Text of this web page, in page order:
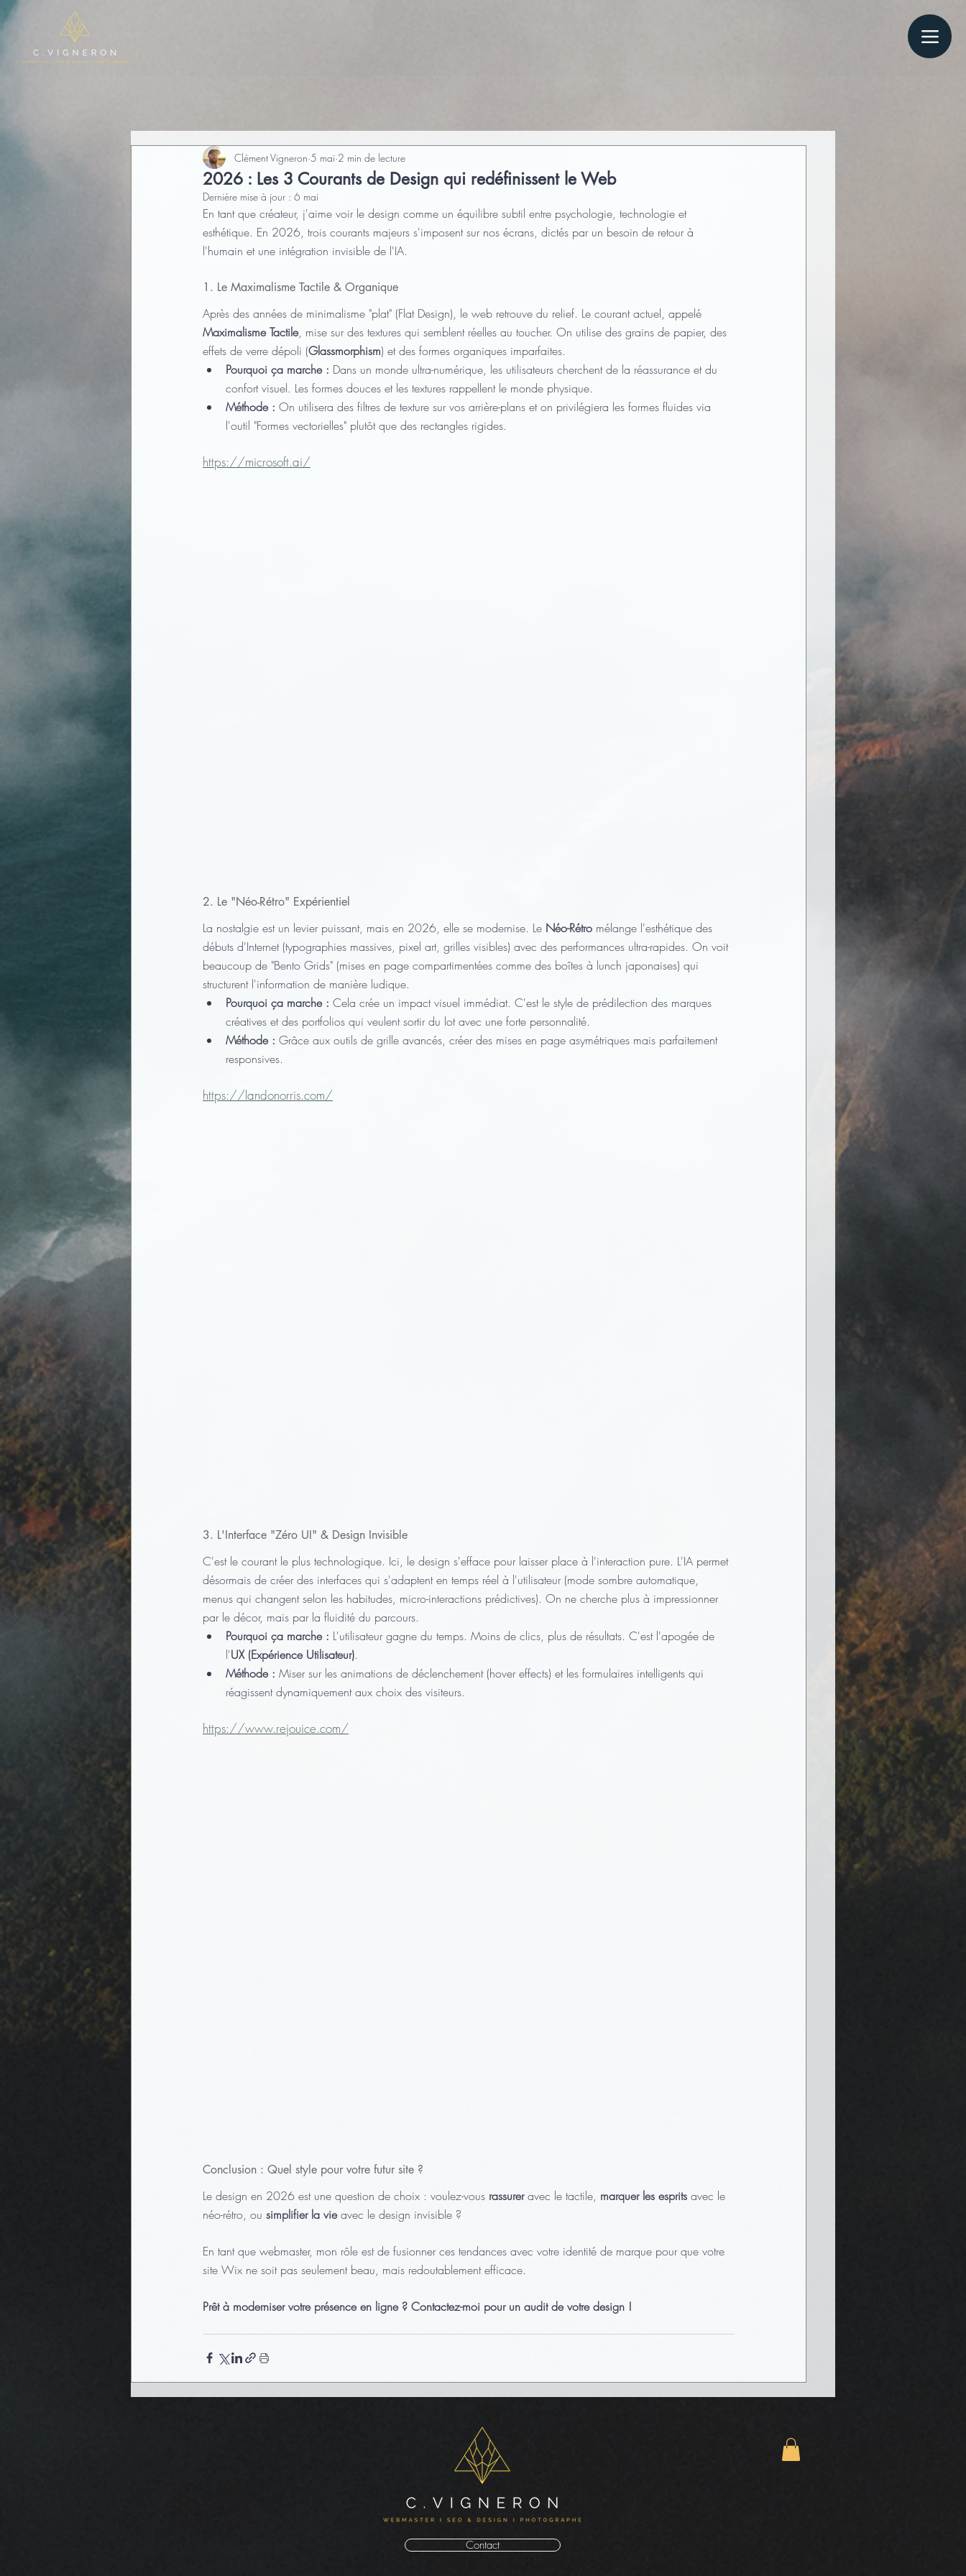
2026 : Les 3 Courants de Design qui redéfinissent le Web
Clément Vigneron 5 mai 2 min de lecture
Dernière mise à jour : 6 mai
En tant que créateur, j'aime voir le design comme un équilibre subtil entre psychologie, technologie et
esthétique. En 2026, trois courants majeurs s'imposent sur nos écrans, dictés par un besoin de retour à
l'humain et une intégration invisible de l'IA.
1. Le Maximalisme Tactile & Organique
Après des années de minimalisme "plat" (Flat Design), le web retrouve du relief. Le courant actuel, appelé
Maximalisme Tactile, mise sur des textures qui semblent réelles au toucher. On utilise des grains de papier, des
effets de verre dépoli (Glassmorphism) et des formes organiques imparfaites.
Pourquoi ça marche : Dans un monde ultra-numérique, les utilisateurs cherchent de la réassurance et du
confort visuel. Les formes douces et les textures rappellent le monde physique.
Méthode : On utilisera des filtres de texture sur vos arrière-plans et on privilégiera les formes fluides via
l'outil "Formes vectorielles" plutôt que des rectangles rigides.
https://microsoft.ai/
2. Le "Néo-Rétro" Expérientiel
La nostalgie est un levier puissant, mais en 2026, elle se modernise. Le Néo-Rétro mélange l'esthétique des
débuts d'Internet (typographies massives, pixel art, grilles visibles) avec des performances ultra-rapides. On voit
beaucoup de "Bento Grids" (mises en page compartimentées comme des boîtes à lunch japonaises) qui
structurent l'information de manière ludique.
Pourquoi ça marche : Cela crée un impact visuel immédiat. C'est le style de prédilection des marques
créatives et des portfolios qui veulent sortir du lot avec une forte personnalité.
Méthode : Grâce aux outils de grille avancés, créer des mises en page asymétriques mais parfaitement
responsives.
https://landonorris.com/
3. L'Interface "Zéro UI" & Design Invisible
C'est le courant le plus technologique. Ici, le design s'efface pour laisser place à l'interaction pure. L'IA permet
désormais de créer des interfaces qui s'adaptent en temps réel à l'utilisateur (mode sombre automatique,
menus qui changent selon les habitudes, micro-interactions prédictives). On ne cherche plus à impressionner
par le décor, mais par la fluidité du parcours.
Pourquoi ça marche : L'utilisateur gagne du temps. Moins de clics, plus de résultats. C'est l'apogée de
l'UX (Expérience Utilisateur).
Méthode : Miser sur les animations de déclenchement (hover effects) et les formulaires intelligents qui
réagissent dynamiquement aux choix des visiteurs.
https://www.rejouice.com/
Conclusion : Quel style pour votre futur site ?
Le design en 2026 est une question de choix : voulez-vous rassurer avec le tactile, marquer les esprits avec le
néo-rétro, ou simplifier la vie avec le design invisible ?
En tant que webmaster, mon rôle est de fusionner ces tendances avec votre identité de marque pour que votre
site Wix ne soit pas seulement beau, mais redoutablement efficace.
Prêt à moderniser votre présence en ligne ? Contactez-moi pour un audit de votre design !
Contact